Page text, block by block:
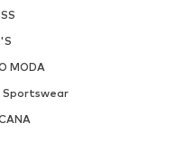
MODA
Sportswear